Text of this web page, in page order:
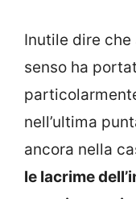
Inutile dire che
senso ha
nell’ultima
ancora nella
le lacrime